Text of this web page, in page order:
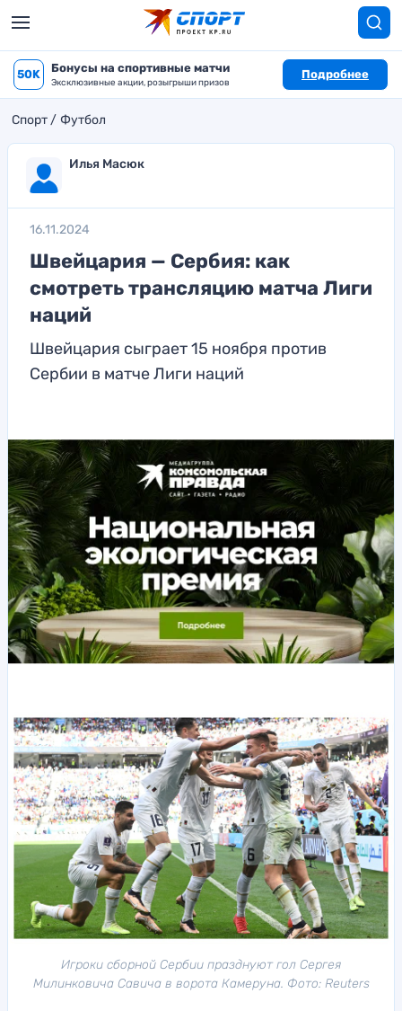
50K Бонусы на спортивные матчи
Эксклюзивные акции, розыгрыши призов
Подробнее
Спорт Футбол
Илья Масюк
16.11.2024
Швейцария — Сербия: как
смотреть трансляцию матча Лиги
наций
Швейцария сыграет 15 ноября против
Сербии в матче Лиги наций
Игроки сборной Сербии празднуют гол Сергея
Милинковича Савича в ворота Камеруна. Фото: Reuters